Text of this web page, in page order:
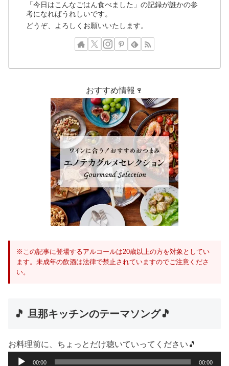
「今日はこんなごはん食べました」の記録が誰かの参
考になればうれしいです。
どうぞ、よろしくお願いいたします。
おすすめ情報🍷
※この記事に登場するアルコールは20歳以上の方を対象としてい
ます。未成年の飲酒は法律で禁止されていますのでご注意くださ
い。
🎵 旦那キッチンのテーマソング🎵
お料理前に、ちょっとだけ聴いていってください🎵
00:00 00:00